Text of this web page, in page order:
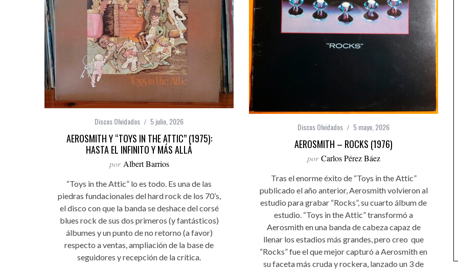
Discos Olvidados 5 julio, 2026
AEROSMITH Y “TOYS IN THE ATTIC” (1975):
HASTA EL INFINITO Y MÁS ALLÁ
por Albert Barrios
“Toys in the Attic” lo es todo. Es una de las
piedras fundacionales del hard rock de los 70’s,
el disco con que la banda se deshace del corsé
blues rock de sus dos primeros (y fantásticos)
álbumes y un punto de no retorno (a favor)
respecto a ventas, ampliación de la base de
seguidores y recepción de la crítica.
Discos Olvidados 5 mayo, 2026
AEROSMITH – ROCKS (1976)
por Carlos Pérez Báez
Tras el enorme éxito de “Toys in the Attic”
publicado el año anterior, Aerosmith volvieron al
estudio para grabar “Rocks”, su cuarto álbum de
estudio. “Toys in the Attic” transformó a
Aerosmith en una banda de cabeza capaz de
llenar los estadios más grandes, pero creo que
“Rocks” fue el que mejor capturó a Aerosmith en
su faceta más cruda y rockera, lanzado un 3 de